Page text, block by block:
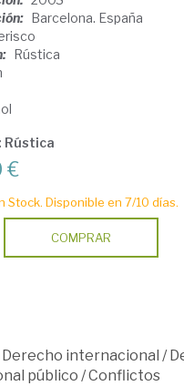
Barcelona. España
Rústica
Rústica
€
Stock. Disponible en 7/10 días.
COMPRAR
Derecho internacional /
público /Conflictos